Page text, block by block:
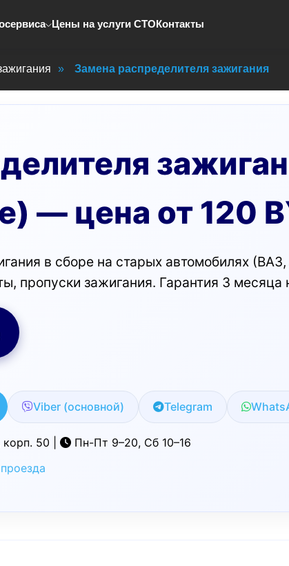
Цены на услуги СТОКонтакты
» Замена распределителя зажигания
— цена от 120
в сборе на старых автомобилях
пропуски зажигания. Гарантия 3 месяца
Viber (основной) Telegram
50 |
Пн-Пт 9–20, Сб 10–16